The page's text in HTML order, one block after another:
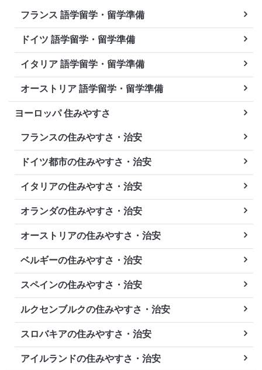
フランス 語学留学・留学準備
ドイツ 語学留学・留学準備
イタリア 語学留学・留学準備
オーストリア 語学留学・留学準備
ヨーロッパ 住みやすさ
フランスの住みやすさ・治安
ドイツ都市の住みやすさ・治安
イタリアの住みやすさ・治安
オランダの住みやすさ・治安
オーストリアの住みやすさ・治安
ベルギーの住みやすさ・治安
スペインの住みやすさ・治安
ルクセンブルクの住みやすさ・治安
スロバキアの住みやすさ・治安
アイルランドの住みやすさ・治安